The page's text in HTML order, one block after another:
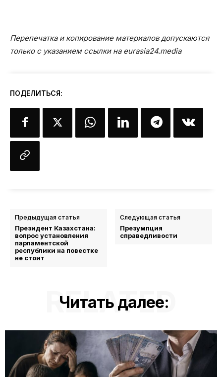
Перепечатка и копирование материалов допускаются
только с указанием ссылки на eurasia24.media
ПОДЕЛИТЬСЯ:
Предыдущая статья
Президент Казахстана:
вопрос установления
парламентской
республики на повестке
не стоит
Следующая статья
Презумпция
справедливости
Читать далее:
RELATED